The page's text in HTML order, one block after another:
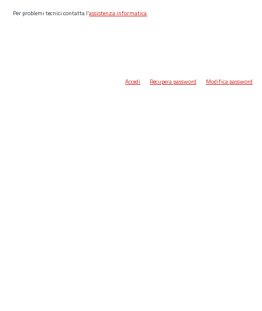
Per problemi tecnici contatta l’assistenza informatica.
Accedi Recupera password Modifica password